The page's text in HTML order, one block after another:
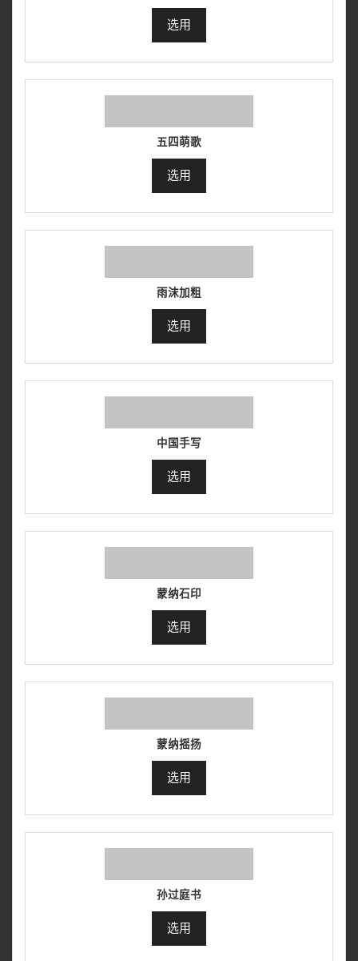
选用
五四萌歌
选用
雨沫加粗
选用
中国手写
选用
蒙纳石印
选用
蒙纳摇扬
选用
孙过庭书
选用